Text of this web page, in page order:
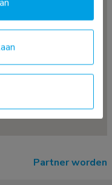
Partner worden